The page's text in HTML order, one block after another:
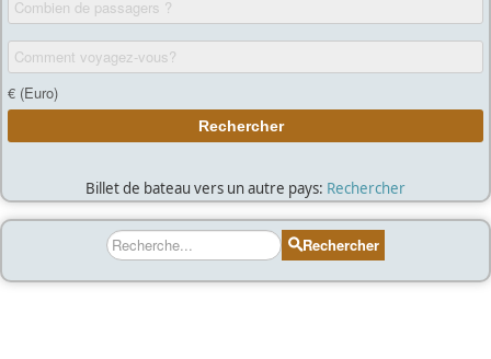
Billet de bateau vers un autre pays: Rechercher
Rechercher Rechercher